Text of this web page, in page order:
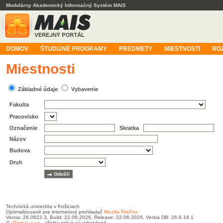
Modulárny Akademický Informačný Systém MAIS
DOMOV ŠTUDIJNÉ PROGRAMY PREDMETY MIESTNOSTI
Miestnosti
Základné údaje Vybavenie
Fakulta
Pracovisko
Označenie
Skratka
Názov
Budova
Druh
Technická univerzita v Košiciach
Optimalizované pre internetový prehliadač Mozilla FireFox
Verzia: 26.0622.3, Build: 22.06.2026, Release: 22.06.2026, Verzia DB: 26.6.18.1